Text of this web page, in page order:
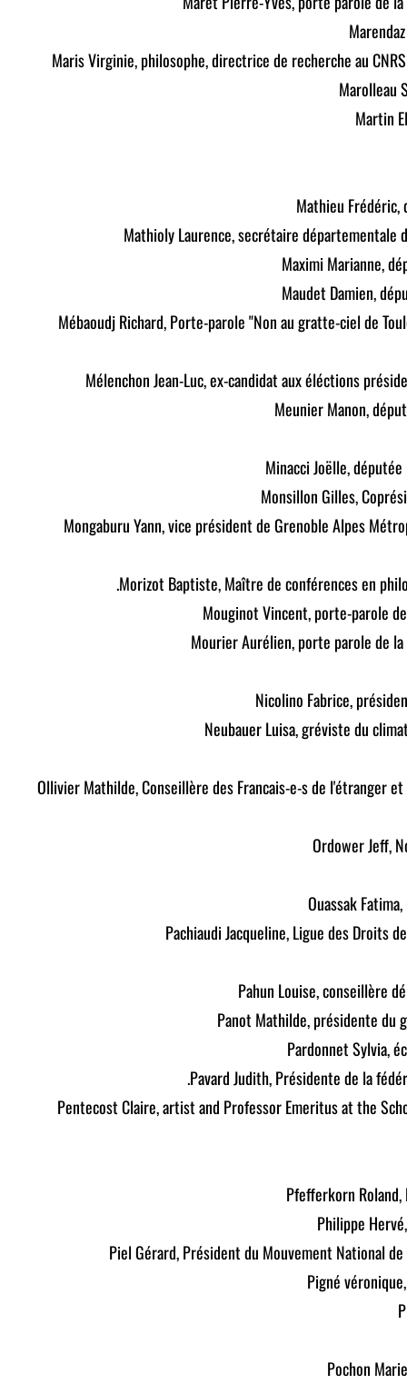
Maris Virginie, philosophe, directrice de recherche au
Marolleau
Martin
Mathieu Frédéric,
Mathioly Laurence, secrétaire départementale
Maximi Marianne,
Maudet Damien,
Mébaoudj Richard, Porte-parole "Non au gratte-ciel de
Mélenchon Jean-Luc, ex-candidat aux éléctions
Meunier Manon,
Minacci Joëlle,
Monsillon Gilles,
Mongaburu Yann, vice président de Grenoble Alpes
Morizot Baptiste, Maître de conférences en
Mouginot Vincent, porte-parole
Mourier Aurélien, porte parole de
Nicolino Fabrice,
Neubauer Luisa, gréviste du
Ollivier Mathilde, Conseillère des Francais-e-s de l'étranger et
Ordower Jeff,
Ouassak
Pachiaudi Jacqueline, Ligue des Droits
Pahun Louise, conseillère
Panot Mathilde, présidente du
Pardonnet Sylvia,
Pavard Judith, Présidente de la
Pentecost Claire, artist and Professor Emeritus at the
Pfefferkorn
Philippe
Piel Gérard, Président du Mouvement National
Pigné
Pochon